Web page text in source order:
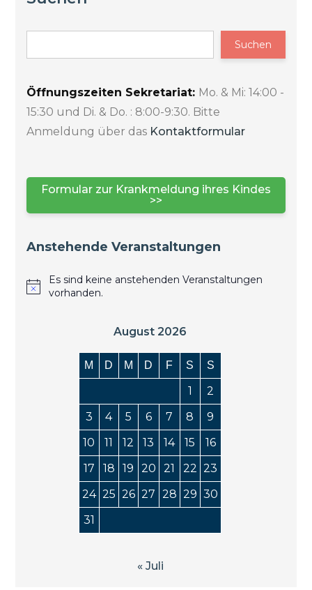
Suchen
Öffnungszeiten Sekretariat: Mo. & Mi: 14:00 -
15:30 und Di. & Do. : 8:00-9:30. Bitte
Anmeldung über das Kontaktformular
Formular zur Krankmeldung ihres Kindes
>>
Anstehende Veranstaltungen
Es sind keine anstehenden Veranstaltungen
vorhanden.
August 2026
M D M D F S S
1
2
3
4 5 6 7 8
9
10
11 12 13 14 15
16
17
18 19 20 21 22 23
24 25 26 27 28 29 30
31
« Juli